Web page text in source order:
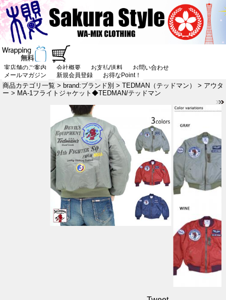
実店舗のご案内 会社概要 お支払/送料
お問い合わせ
メールマガジン
新規会員登録 お得なPoint！
商品カテゴリ一覧 > brand:ブランド別 > TEDMAN（テッドマン） > アウタ
ー > MA-1フライトジャケット◆TEDMAN/テッドマン